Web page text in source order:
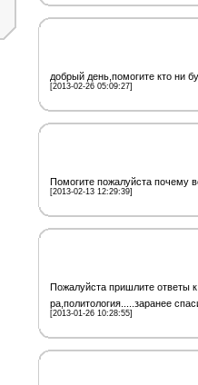
добрый день,помогите кто ни
[2013-02-26 05:09:27]
Помогите пожалуйста почему
[2013-02-13 12:29:39]
Пожалуйста пришлите ответы
ра,политология.....заранее
[2013-01-26 10:28:55]